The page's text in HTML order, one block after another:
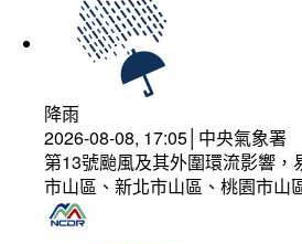
降雨
2026-08-08, 17:05│中央氣象署
第13號颱風及其外圍環流影響
市山區、新北市山區、桃園市山